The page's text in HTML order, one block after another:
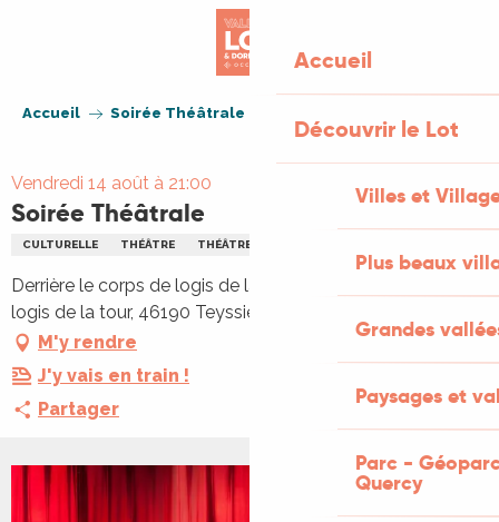
Accueil
Découvrir le Lot
Villes et
Plus beaux
Grandes
Paysages et
Parc -
Quercy
Accueil Soirée Théâtrale
Vendredi 14 août à 21:00
Soirée Théâtrale
CULTURELLE THÉÂTRE THÉÂTRE
Derrière le corps de logis de la tour, Derrière le corps de
logis de la tour, 46190 Teyssieu
M'y rendre
J'y vais en train !
Partager